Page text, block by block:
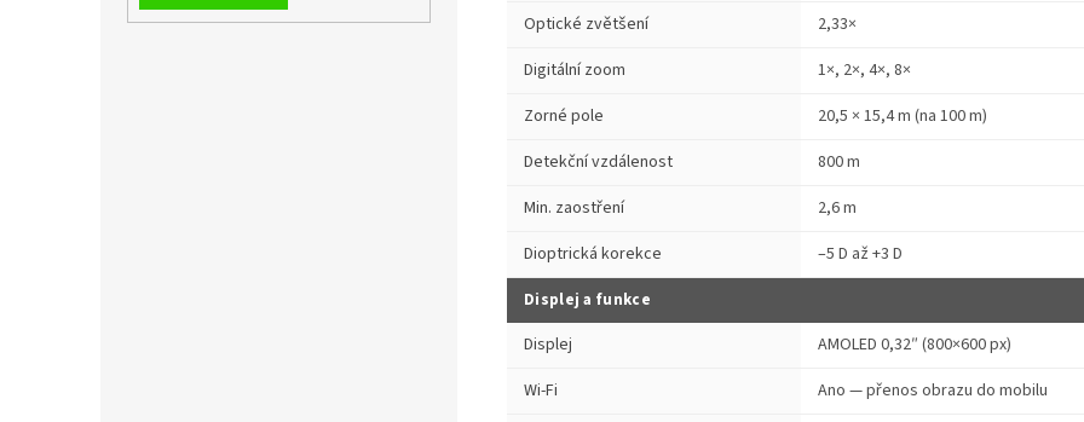
Optické zvětšení
2,33×
Digitální zoom
1×, 2×, 4×, 8×
Zorné pole
20,5 × 15,4 m (na 100 m)
Detekční vzdálenost
800 m
Min. zaostření
2,6 m
Dioptrická korekce
–5 D až +3 D
Displej a funkce
Displej
AMOLED 0,32″ (800×600 px)
Wi-Fi
Ano — přenos obrazu do mobilu